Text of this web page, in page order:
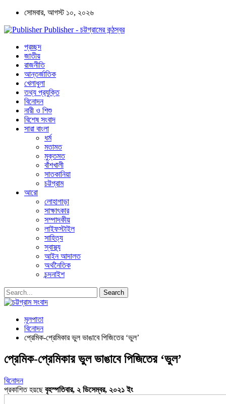
সোমবার, আগস্ট ১০, ২০২৬
Publisher - চট্টগ্রামের কন্ঠস্বর
প্রচ্ছদ
জাতীয়
রাজনীতি
আন্তর্জাতিক
খেলাধুলা
তথ্য প্রযুক্তি
বিনোদন
নারী ও শিশু
বিশেষ সংবাদ
সারা বাংলা
ধর্ম
মতামত
মুক্তমত
বাঁশখালী
সাতকানিয়া
চট্টগ্রাম
আরো
লোহাগাড়া
সাক্ষাৎকার
সম্পাদকীয়
লাইফস্টাইল
সাহিত্য
স্বাস্থ্য
আইন আদালত
অর্থনৈতিক
চন্দনাইশ
মূলপাতা
বিনোদন
প্রেমিক-প্রেমিকার ভুল ভাঙাবে পিজিতের ‘ভুল’
প্রেমিক-প্রেমিকার ভুল ভাঙাবে পিজিতের ‘ভুল’
বিনোদন
প্রকাশিত হয়ছেবৃহস্পতিবার, ২ ডিসেম্বর, ২০২১ ইং